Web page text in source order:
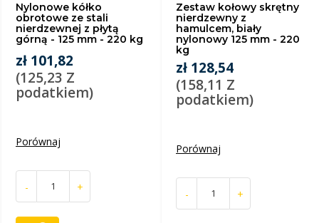
Nylonowe kółko
obrotowe ze stali
nierdzewnej z płytą
górną - 125 mm - 220 kg
zł 101,82
(125,23 Z
podatkiem)
Porównaj
- +
Zestaw kołowy skrętny
nierdzewny z
hamulcem, biały
nylonowy 125 mm - 220
kg
zł 128,54
(158,11 Z
podatkiem)
Porównaj
- +